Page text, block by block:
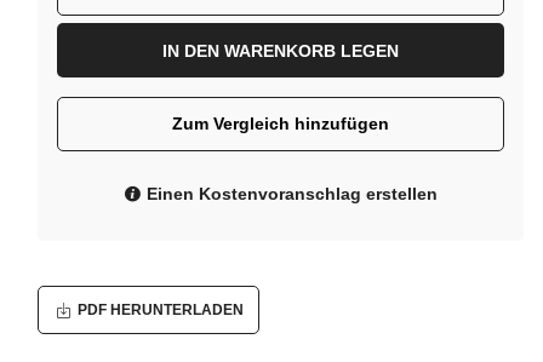
IN DEN WARENKORB LEGEN
Zum Vergleich hinzufügen
Einen Kostenvoranschlag erstellen
PDF HERUNTERLADEN